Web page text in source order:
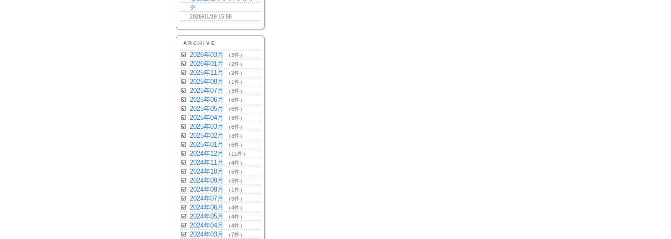
チ
2026/01/19 15:58
ARCHIVE
2026年03月 （3件）
2026年01月 （2件）
2025年11月 （2件）
2025年08月 （1件）
2025年07月 （3件）
2025年06月 （6件）
2025年05月 （6件）
2025年04月 （3件）
2025年03月 （6件）
2025年02月 （3件）
2025年01月 （6件）
2024年12月 （11件）
2024年11月 （4件）
2024年10月 （5件）
2024年09月 （3件）
2024年08月 （1件）
2024年07月 （9件）
2024年06月 （4件）
2024年05月 （4件）
2024年04月 （4件）
2024年03月 （7件）